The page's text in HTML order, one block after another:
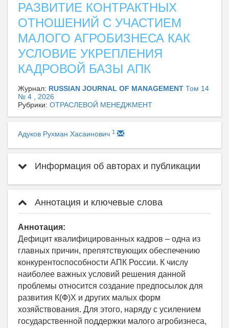
РАЗВИТИЕ КОНТРАКТНЫХ
ОТНОШЕНИЙ С УЧАСТИЕМ
МАЛОГО АГРОБИЗНЕСА КАК
УСЛОВИЕ УКРЕПЛЕНИЯ
КАДРОВОЙ БАЗЫ АПК
Журнал: RUSSIAN JOURNAL OF MANAGEMENT Том 14
№ 4 , 2026
Рубрики: ОТРАСЛЕВОЙ МЕНЕДЖМЕНТ
Адуков Рухман Хасаинович 1
Информация об авторах и публикации
Аннотация и ключевые слова
Аннотация:
Дефицит квалифицированных кадров – одна из
главных причин, препятствующих обеспечению
конкурентоспособности АПК России. К числу
наиболее важных условий решения данной
проблемы относится создание предпосылок для
развития К(Ф)Х и других малых форм
хозяйствования. Для этого, наряду с усилением
государственной поддержки малого агробизнеса,